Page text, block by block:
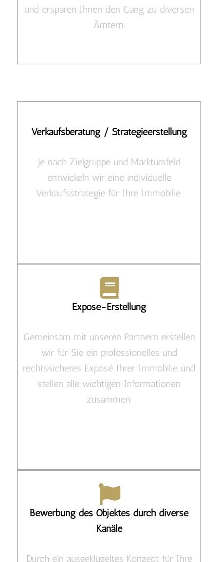
und ersparen Ihnen den Gang zu diversen
Ämtern.
Verkaufsberatung / Strategieerstellung
Je nach Zielgruppe und Marktumfeld
entwickeln wir eine individuelle
Verkaufsstrategie für Ihre Immobilie.
Exposé-Erstellung
Gemeinsam mit unseren Partnern erstellen
wir für Sie ein professionelles und
rechtssicheres Exposé Ihrer Immobilie und
stellen alle wichtigen Informationen
zusammen.
Bewerbung des Objektes durch diverse
Kanäle
Durch ein ausgeklügeltes Konzept für Ihre